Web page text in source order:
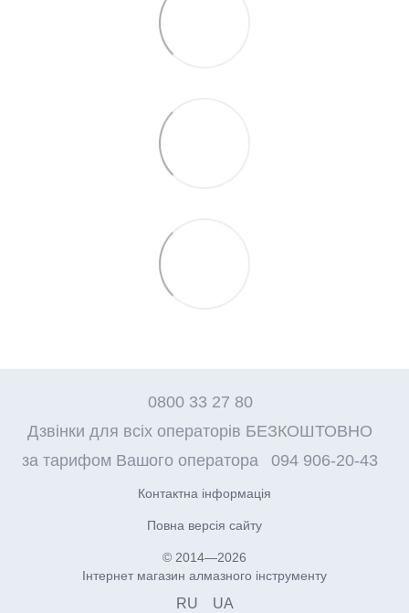
0800 33 27 80
Дзвінки для всіх операторів БЕЗКОШТОВНО
за тарифом Вашого оператора
094 906-20-43
Контактна інформація
Повна версія сайту
© 2014—2026
Інтернет магазин алмазного інструменту
RU UA